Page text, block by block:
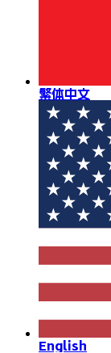
繁体中文
English